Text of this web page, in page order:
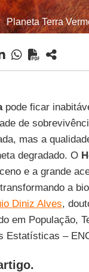
Planeta Terra
pode ficar
de
mas a
degradado. O
e a grande
a
Diniz Alves,
em População,
Estatísticas –